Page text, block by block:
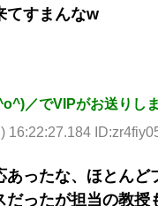
てすまんなw
／でVIPがお送りし
16:22:27.184
あったな、ほとんど
だったが担当の教授